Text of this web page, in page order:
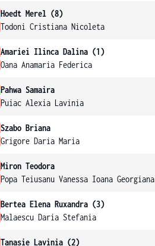
Hoedt Merel (8)
Todoni Cristiana Nicoleta
Amariei Ilinca Dalina (1)
Oana Anamaria Federica
Pahwa Samaira
Puiac Alexia Lavinia
Szabo Briana
Grigore Daria Maria
Miron Teodora
Popa Teiusanu Vanessa Ioana Georgiana
Bertea Elena Ruxandra (3)
Malaescu Daria Stefania
Tanasie Lavinia (2)